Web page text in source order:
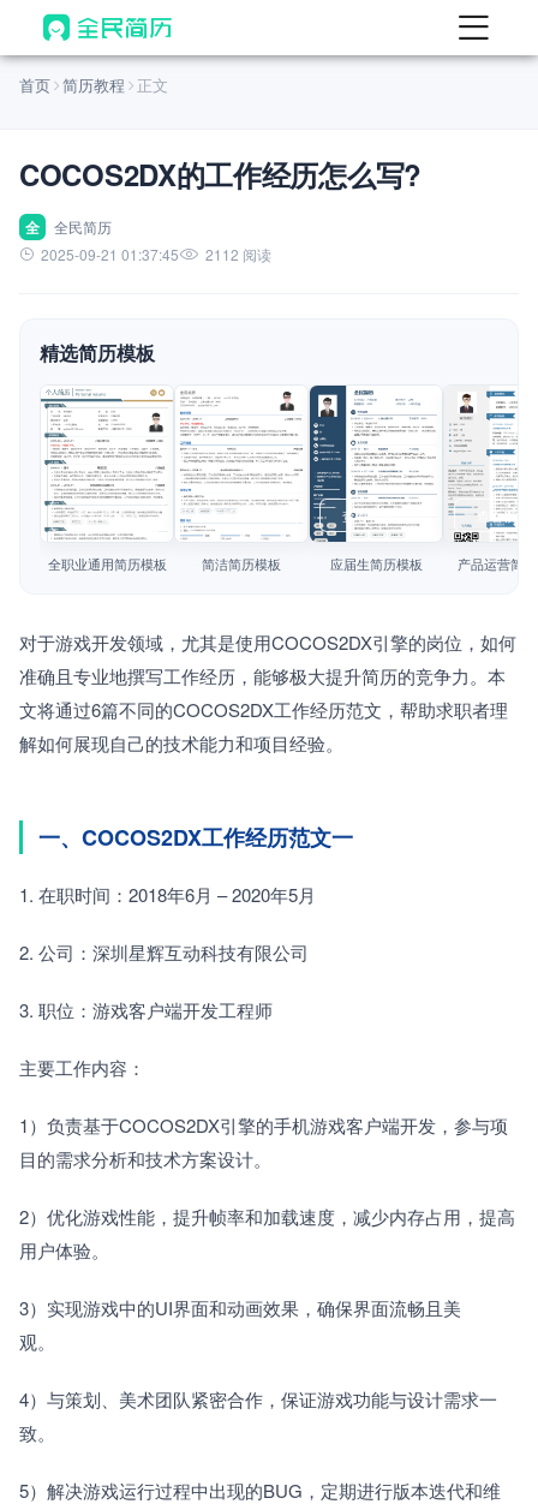
首页
AI 生成简历
AI 优化简历
AI 翻译简历
AI 模拟面试
面试自我介绍
AI 职场工具 New
简历模板
简历教程
首页 简历教程 正文
COCOS2DX的工作经历怎么写?
全
全民简历
2025-09-21 01:37:45
2112 阅读
精选简历模板
查看模板
全职业通用简历模板
查看模板
简洁简历模板
查看模板
应届生简历模板
查看模板
产品运营简
对于游戏开发领域，尤其是使用COCOS2DX引擎的岗位，如何
准确且专业地撰写工作经历，能够极大提升简历的竞争力。本
文将通过6篇不同的COCOS2DX工作经历范文，帮助求职者理
解如何展现自己的技术能力和项目经验。
一、COCOS2DX工作经历范文一
1. 在职时间：2018年6月 – 2020年5月
2. 公司：深圳星辉互动科技有限公司
3. 职位：游戏客户端开发工程师
主要工作内容：
1）负责基于COCOS2DX引擎的手机游戏客户端开发，参与项
目的需求分析和技术方案设计。
2）优化游戏性能，提升帧率和加载速度，减少内存占用，提高
用户体验。
3）实现游戏中的UI界面和动画效果，确保界面流畅且美
观。
4）与策划、美术团队紧密合作，保证游戏功能与设计需求一
致。
5）解决游戏运行过程中出现的BUG，定期进行版本迭代和维